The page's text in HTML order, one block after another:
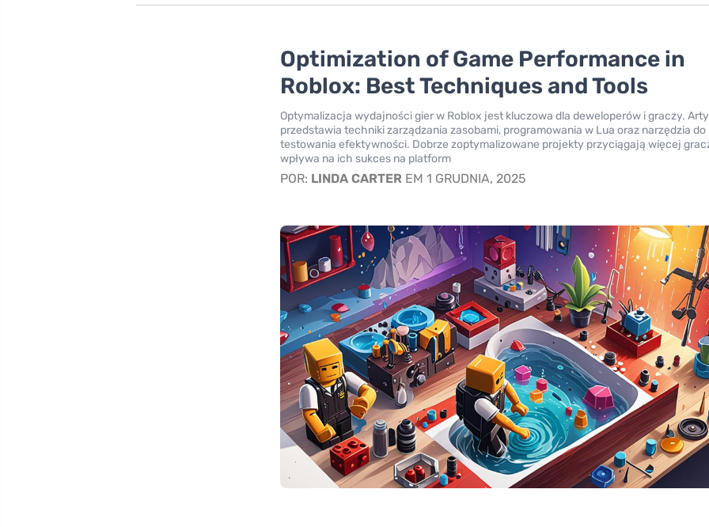
Optimization of Game Performance in
Roblox: Best Techniques and Tools
Optymalizacja wydajności gier w Roblox jest kluczowa dla deweloperów i graczy.
przedstawia techniki zarządzania zasobami, programowania w Lua oraz narzędzia do
testowania efektywności. Dobrze zoptymalizowane projekty przyciągają więcej
wpływa na ich sukces na platform
POR: LINDA CARTER EM 1 GRUDNIA, 2025